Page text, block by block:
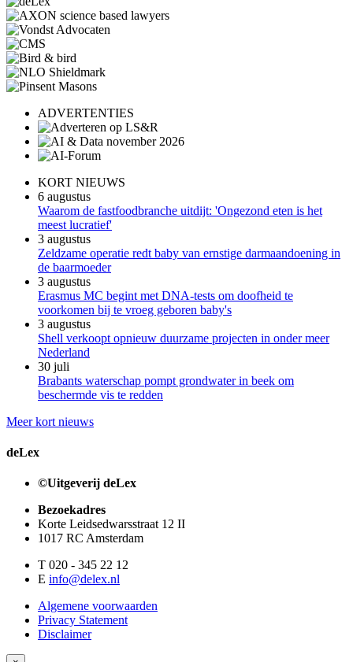
ADVERTENTIES
KORT NIEUWS
6 augustus
Waarom de fastfoodbranche uitdijt: 'Ongezond eten is het
meest lucratief'
3 augustus
Zeldzame operatie redt baby van ernstige darmaandoening in
de baarmoeder
3 augustus
Erasmus MC begint met DNA-tests om doofheid te
voorkomen bij te vroeg geboren baby's
3 augustus
Shell verkoopt opnieuw duurzame projecten in onder meer
Nederland
30 juli
Brabants waterschap pompt grondwater in beek om
beschermde vis te redden
Meer kort nieuws
deLex
©Uitgeverij deLex
Bezoekadres
Korte Leidsedwarsstraat 12 II
1017 RC Amsterdam
T 020 - 345 22 12
E info@delex.nl
Algemene voorwaarden
Privacy Statement
Disclaimer